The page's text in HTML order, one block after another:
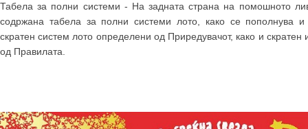
Табела за полни системи - На задната страна на помошното
содржана табела за полни системи лото, како се пополнува и
скратен систем лото определени од Приредувачот, како и скратен
од Правилата.